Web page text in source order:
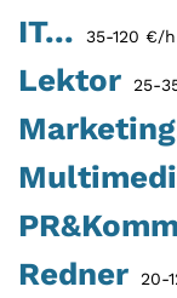
IT... 35-120 €/h
Lektor 25-
Redner 20-